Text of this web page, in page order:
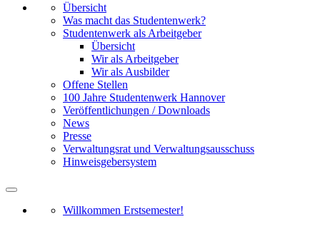
Übersicht
Was macht das Studentenwerk?
Studentenwerk als Arbeitgeber
Übersicht
Wir als Arbeitgeber
Wir als Ausbilder
Offene Stellen
100 Jahre Studentenwerk Hannover
Veröffentlichungen / Downloads
News
Presse
Verwaltungsrat und Verwaltungsausschuss
Hinweisgebersystem
Willkommen Erstsemester!